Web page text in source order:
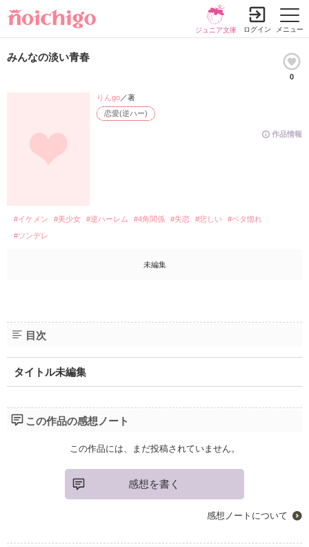
メニュー
ジュニア文庫 ログイン
みんなの淡い青春
0
作品情報
恋愛(逆ハー)
りんgo／著
#イケメン #美少女 #逆ハーレム #4角関係 #失恋 #悲しい
#ベタ惚れ
#ツンデレ
未編集
目次
タイトル未編集
この作品の感想ノート
この作品には、まだ投稿されていません。
感想を書く
感想ノートについて